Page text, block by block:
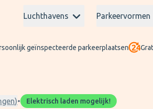
Luchthavens Parkeervormen
geïnspecteerde parkeerplaatsen
)• Elektrisch laden mogelijk!